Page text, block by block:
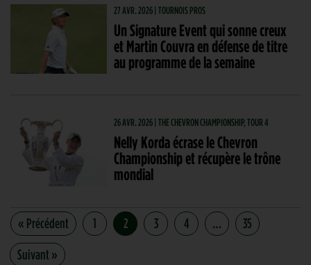
27 AVR. 2026 | TOURNOIS PROS
Un Signature Event qui sonne creux
et Martin Couvra en défense de titre
au programme de la semaine
26 AVR. 2026 | THE CHEVRON CHAMPIONSHIP, TOUR 4
Nelly Korda écrase le Chevron
Championship et récupère le trône
mondial
« Précédent 1 2 3 4 … 35
Suivant »